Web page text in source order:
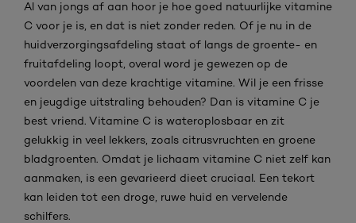
Al van jongs af aan hoor je hoe goed natuurlijke vitamine
C voor je is, en dat is niet zonder reden. Of je nu in de
huidverzorgingsafdeling staat of langs de groente- en
fruitafdeling loopt, overal word je gewezen op de
voordelen van deze krachtige vitamine. Wil je een frisse
en jeugdige uitstraling behouden? Dan is vitamine C je
best vriend. Vitamine C is wateroplosbaar en zit
gelukkig in veel lekkers, zoals citrusvruchten en groene
bladgroenten. Omdat je lichaam vitamine C niet zelf kan
aanmaken, is een gevarieerd dieet cruciaal. Een tekort
kan leiden tot een droge, ruwe huid en vervelende
schilfers.